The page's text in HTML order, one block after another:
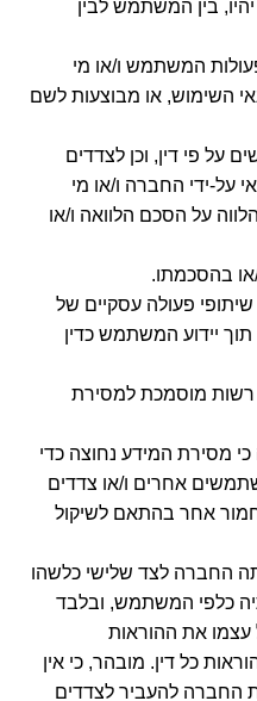
בין המשתמש לבין
המשתמש ו/או מי
השימוש, או מבוצעות לשם
על פי דין, וכן לצדדים
על-ידי החברה ו/או מי
על הסכם הלוואה ו/או
בהסכמתו.
פעולה עסקיים של
יידוע המשתמש כדין
רשות מוסמכת למסירת
מסירת המידע נחוצה כדי
אחרים ו/או צדדים
חמור אחר בהתאם לשיקול
החברה לצד שלישי כלשהו
כלפי המשתמש, ובלבד
עצמו את ההוראות
כל דין. מובהר, כי אין
החברה להעביר לצדדים